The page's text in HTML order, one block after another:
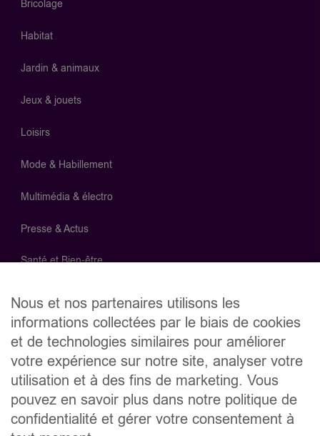
Bricolage
Habitat
Jardin & animaux
Jeux & jouets
Loisirs
Mode & Habillement
Multimédia & électro
Presse & Actus
Santé et Bien-être
Télécom
Recevez toute l'actualité InPromo
Soyez informé des meilleures promotions en avant-première
en vous inscrivant à la newsletter InPromo vum LuxPost.
Nous et nos partenaires utilisons les
informations collectées par le biais de cookies
et de technologies similaires pour améliorer
votre expérience sur notre site, analyser votre
utilisation et à des fins de marketing. Vous
pouvez en savoir plus dans notre politique de
confidentialité et gérer votre consentement à